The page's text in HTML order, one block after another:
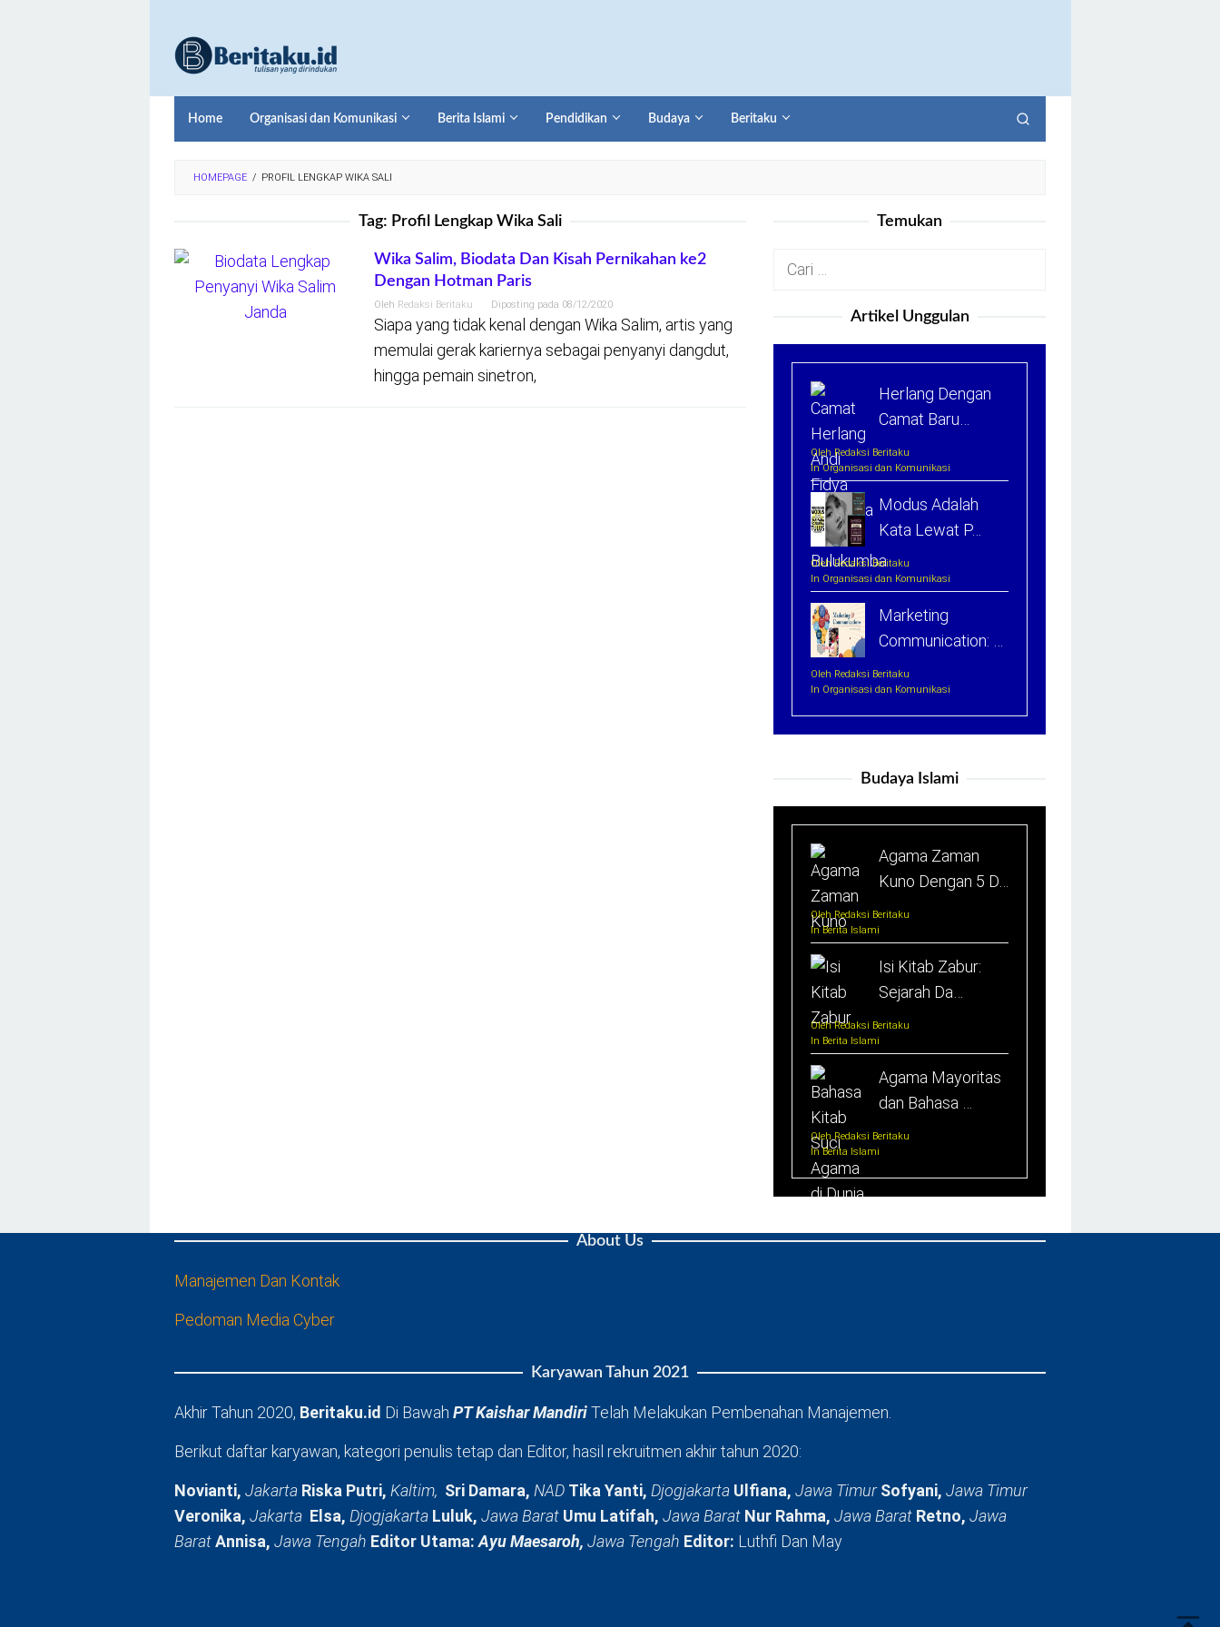
konten
Home Organisasi dan Komunikasi Berita Islami Pendidikan Budaya Beritaku
HOMEPAGE / PROFIL LENGKAP WIKA SALI
Tag: Profil Lengkap Wika Sali
Wika Salim, Biodata Dan Kisah Pernikahan ke2
Dengan Hotman Paris
Oleh Redaksi Beritaku Diposting pada 08/12/2020
Siapa yang tidak kenal dengan Wika Salim, artis yang
memulai gerak kariernya sebagai penyanyi dangdut,
hingga pemain sinetron,
Temukan
Cari
Artikel Unggulan
Herlang Dengan
Camat Baru…
Oleh Redaksi Beritaku
In Organisasi dan Komunikasi
Modus Adalah
Kata Lewat P…
Oleh Redaksi Beritaku
In Organisasi dan Komunikasi
Marketing
Communication: …
Oleh Redaksi Beritaku
In Organisasi dan Komunikasi
Budaya Islami
Agama Zaman
Kuno Dengan 5 D…
Oleh Redaksi Beritaku
In Berita Islami
Isi Kitab Zabur:
Sejarah Da…
Oleh Redaksi Beritaku
In Berita Islami
Agama Mayoritas
dan Bahasa …
Oleh Redaksi Beritaku
In Berita Islami
About Us
Manajemen Dan Kontak
Pedoman Media Cyber
Karyawan Tahun 2021
Akhir Tahun 2020, Beritaku.id Di Bawah PT Kaishar MandiriTelah Melakukan Pembenahan Manajemen.
Berikut daftar karyawan, kategori penulis tetap dan Editor, hasil rekruitmen akhir tahun 2020:
Novianti, Jakarta Riska Putri, Kaltim, Sri Damara, NAD Tika Yanti, Djogjakarta Ulfiana, Jawa TimurSofyani, Jawa Timur
Veronika, Jakarta Elsa, Djogjakarta Luluk, Jawa Barat Umu Latifah, Jawa Barat Nur Rahma, Jawa Barat Retno, Jawa
BaratAnnisa, Jawa Tengah Editor Utama:Ayu Maesaroh, Jawa Tengah Editor: Luthfi Dan May